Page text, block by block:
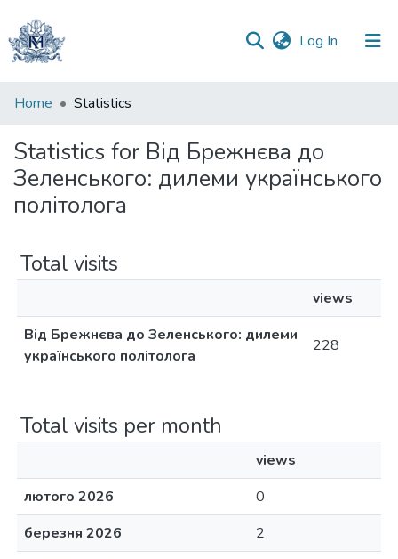
Log In (current)
Communities
Collections
All of DSpace
Home Statistics
Statistics for Від Брежнєва до
Зеленського: дилеми українського
політолога
Total visits
views
Від Брежнєва до Зеленського: дилеми
українського політолога
228
Total visits per month
views
лютого 2026
0
березня 2026
2